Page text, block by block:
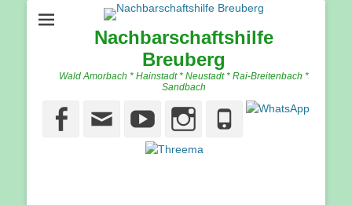
Nachbarschaftshilfe
Breuberg
Wald Amorbach * Hainstadt * Neustadt * Rai-Breitenbach *
Sandbach
Facebook
EmailYouTube
Instagram
Phone